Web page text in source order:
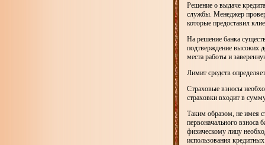
Решение о выдаче
службы. Менеджер
которые предоставил
На решение банка
подтверждение высоких
места работы и
Лимит средств
Страховые взносы
страховки входит в
Таким образом, не имея
первоначального взноса
физическому лицу
использования